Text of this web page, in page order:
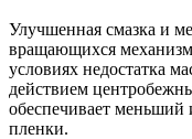
Улучшенная смазка и
вращающихся
условиях недостатка
действием
обеспечивает меньший
пленки.